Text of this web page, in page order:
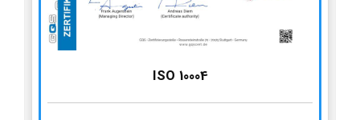
ISO 10004